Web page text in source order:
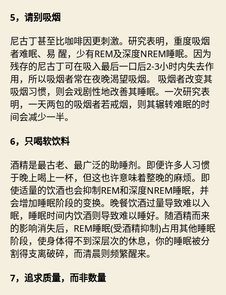
5，请别吸烟
尼古丁甚至比咖啡因更刺激。研究表明，重度吸烟
者难眠、易 醒，少有REM及深度NREM睡眠。因为
残存的尼古丁可在吸入最后一口后2-3小时内失去作
用，所以吸烟者常在夜晚渴望吸烟。 吸烟者改变其
吸烟习惯，则会戏剧性地改善其睡眠。一次研究表
明，一天两包的吸烟者若戒烟，则其辗转难眠的时
间会减少一半。
6，只喝软饮料
酒精是最古老、最广泛的助睡剂。即便许多人习惯
于晚上喝上一杯，但这也许意味着整晚的麻烦。即
使适量的饮酒也会抑制REM和深度NREM睡眠，并
会增加睡眠阶段的变换。晚餐饮酒过量导致难以入
眠，睡眠时间内饮酒则导致难以睡好。随酒精而来
的影响消失后，REM睡眠(受酒精抑制)占用其他睡眠
阶段，使身体得不到深层次的休息，你的睡眠被分
割得支离破碎，而清晨则频繁醒来。
7，追求质量，而非数量